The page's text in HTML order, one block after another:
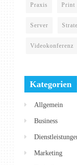
Praxis Print
Server
Videokonferenz
Kategorien
Allgemein
Business
Marketing